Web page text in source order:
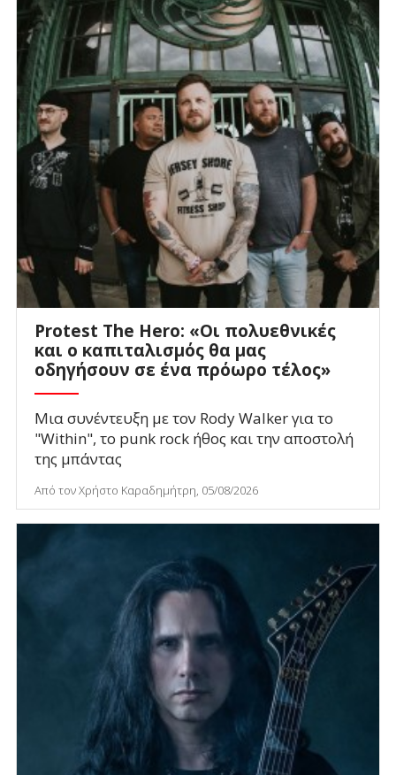
Protest The Hero: «Οι πολυεθνικές
και ο καπιταλισμός θα μας
οδηγήσουν σε ένα πρόωρο τέλος»
Μια συνέντευξη με τον Rody Walker για το
"Within", το punk rock ήθος και την αποστολή
της μπάντας
Από τον Χρήστο Καραδημήτρη, 05/08/2026